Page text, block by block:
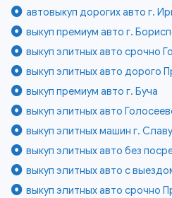
автовыкуп дорогих авто г.
выкуп премиум авто г.
выкуп элитных авто срочно
выкуп элитных авто дорого
выкуп премиум авто г. Буча
выкуп элитных авто
выкуп элитных машин г.
выкуп элитных авто без
выкуп элитных авто с
выкуп элитных авто срочно